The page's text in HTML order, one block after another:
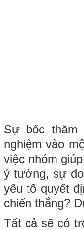
Sự bốc thăm
nghiệm vào
việc nhóm
ý tưởng, sự
yếu tố quyết
chiến thắng?
Tất cả sẽ có